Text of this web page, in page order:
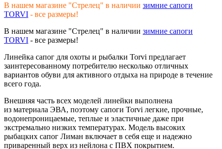
В нашем магазине "Стрелец" в наличии зимние сапоги
TORVI - все размеры!
В нашем магазине "Стрелец" в наличии зимние сапоги
TORVI - все размеры!
Линейка сапог для охоты и рыбалки Torvi предлагает
заинтересованному потребителю несколько отличных
вариантов обуви для активного отдыха на природе в течение
всего года.
Внешняя часть всех моделей линейки выполнена
из материала ЭВА, поэтому сапоги Torvi легкие, прочные,
водонепроницаемые, теплые и эластичные даже при
экстремально низких температурах. Модель высоких
рыбацких сапог Лиман включает в себя еще и надежно
приваренный верх из нейлона с ПВХ покрытием.